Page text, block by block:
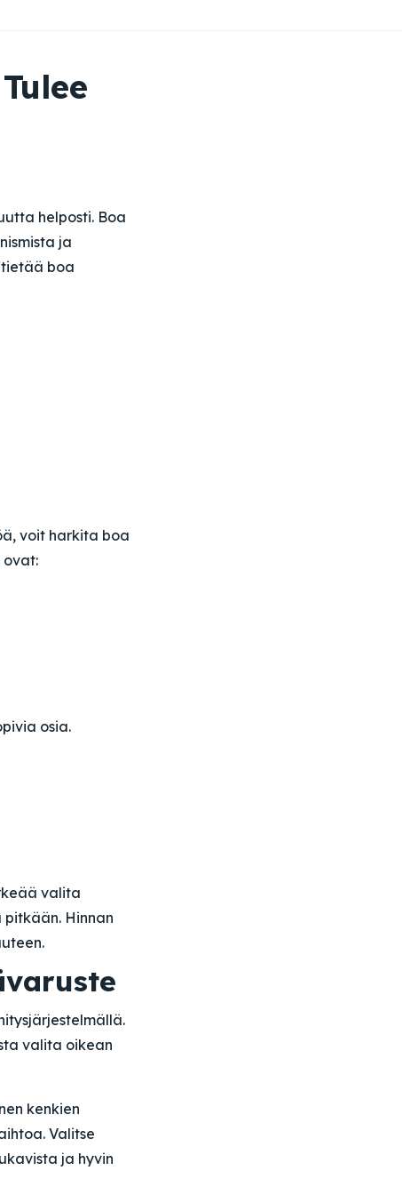
helposti. Boa
ja
tietää boa
voit harkita boa
ovat:
osia.
valita
Hinnan
valita oikean
kenkien
Valitse
ja hyvin